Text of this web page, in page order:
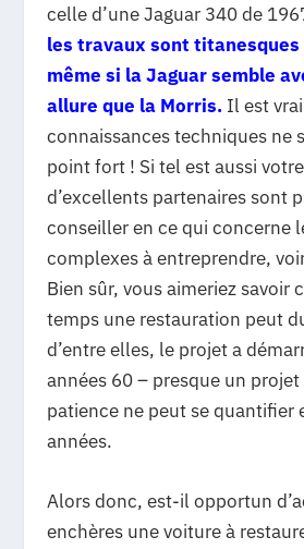
celle d’une Jaguar 340 de
les travaux sont titanesques
même si la Jaguar semble
allure que la Morris.Il est
connaissances techniques ne
point fort ! Si tel est aussi
d’excellents partenaires sont
conseiller en ce qui concerne
complexes à entreprendre,
Bien sûr, vous aimeriez savoir
temps une restauration peut
d’entre elles, le projet a
années 60 – presque un projet
patience ne peut se quantifier
années.
Alors donc, est-il opportun
enchères une voiture à